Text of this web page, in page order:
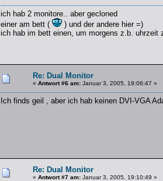
ich hab 2 monitore.. aber gecloned
einer am bett (
) und der andere hier =)
ich hab im bett einen, um morgens z.b. uhrzeit
Re: Dual Monitor
« Antwort #6 am: Januar 3, 2005, 19:06:47 »
Ich finds geil , aber ich hab keinen DVI-VGA
Re: Dual Monitor
« Antwort #7 am: Januar 3, 2005, 19:10:49 »